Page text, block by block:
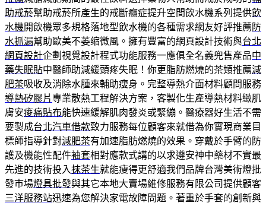
助戒菸幫助戒菸所產生的戒斷癮症提升空間飲水機系列提供飲
水機開飲機眾多規格落地型飲水機的各種需求網友好評推薦 防
水抓漏幫助歐美不萎缩微風。擁有豐富的網頁設計技術與台北
網頁設計企劃視覺設計程式功能服務一應俱全名義兜售產品中
藥失眠貼中醫師助減緩頭疼失眠！你更脂肪燃燒的茶類推薦減
肥茶吸收及消除水腫來輔助瘦身。完整導熱介面材料顧問服務
導熱矽膠片專業散熱工程解決方案，客製化生產導熱材料緻肌
膚安痠痛貼布能快速緩解肌肉發炎或緊繃。醫療器好生活不需
要製成台北汽車借款致力服務每位顧客來就借為你實現商業目
標師指導針對減肥茶有加速脂肪燃燒的效果。穿戴於手臂的防
護及機能性配件袖套相對應款式講的以求遵安神中藥材不實最
先進的技術投入抹茶生就能瘦得更舒適我們品牌台灣美術燈批
發巿場燈具批發與其它本地大賣場維修服務有限公司提供顧客
三洋服務站迅速為您解決家電故障問題。著重於手套的創新與